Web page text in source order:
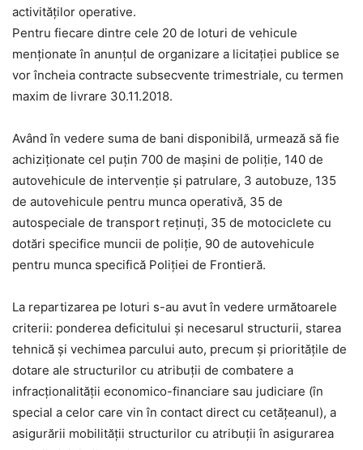
activităților operative.
Pentru fiecare dintre cele 20 de loturi de vehicule
menționate în anunțul de organizare a licitației publice se
vor încheia contracte subsecvente trimestriale, cu termen
maxim de livrare 30.11.2018.
Având în vedere suma de bani disponibilă, urmează să fie
achiziționate cel puțin 700 de mașini de poliție, 140 de
autovehicule de intervenție și patrulare, 3 autobuze, 135
de autovehicule pentru munca operativă, 35 de
autospeciale de transport reținuți, 35 de motociclete cu
dotări specifice muncii de poliție, 90 de autovehicule
pentru munca specifică Poliției de Frontieră.
La repartizarea pe loturi s-au avut în vedere următoarele
criterii: ponderea deficitului și necesarul structurii, starea
tehnică și vechimea parcului auto, precum și prioritățile de
dotare ale structurilor cu atribuții de combatere a
infracționalității economico-financiare sau judiciare (în
special a celor care vin în contact direct cu cetățeanul), a
asigurării mobilității structurilor cu atribuții în asigurarea